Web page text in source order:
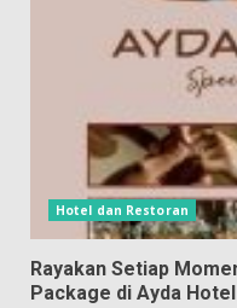
Hotel dan Restoran
Rayakan Setiap
Package di Ayda